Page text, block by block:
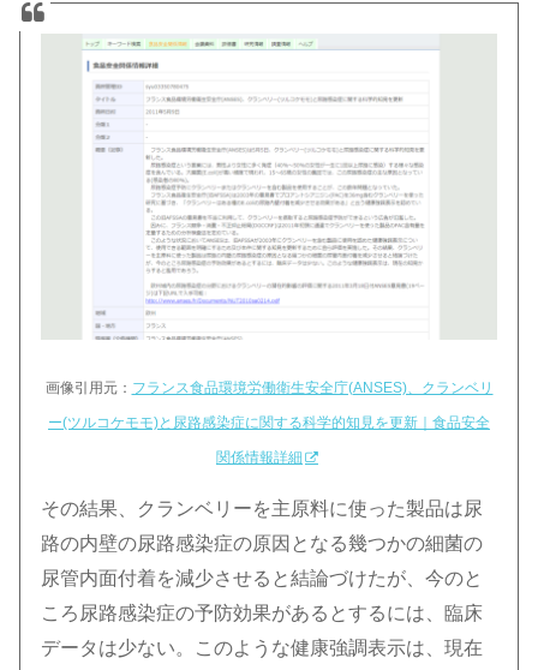
画像引用元： フランス食品環境労働衛生安全庁(ANSES)、クランベリ
ー(ツルコケモモ)と尿路感染症に関する科学的知見を更新｜食品安全
関係情報詳細
その結果、クランベリーを主原料に使った製品は尿
路の内壁の尿路感染症の原因となる幾つかの細菌の
尿管内面付着を減少させると結論づけたが、今のと
ころ尿路感染症の予防効果があるとするには、臨床
データは少ない。このような健康強調表示は、現在